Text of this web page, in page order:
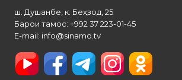
ш. Душанбе, к. Беҳзод, 25
Барои тамос: +992 37 223-01-45
E-mail: info@sinamo.tv